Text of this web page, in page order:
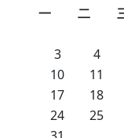
一 二
3
4
10
11
17
18
24
25